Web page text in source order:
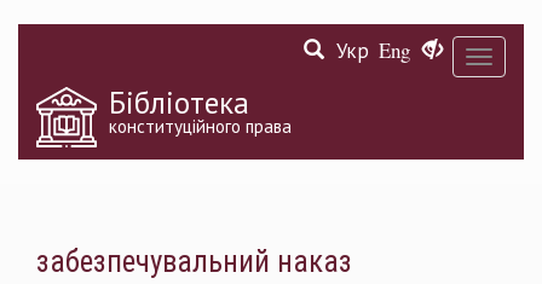
Toggle
Укр Eng
Бібліотека
конституційного права
забезпечувальний наказ